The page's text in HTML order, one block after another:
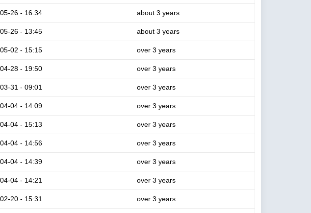
26 - 16:34 about 3 years
26 - 13:45 about 3 years
02 - 15:15 over 3 years
28 - 19:50 over 3 years
31 - 09:01 over 3 years
04 - 14:09 over 3 years
04 - 15:13 over 3 years
04 - 14:56 over 3 years
04 - 14:39 over 3 years
04 - 14:21 over 3 years
20 - 15:31 over 3 years